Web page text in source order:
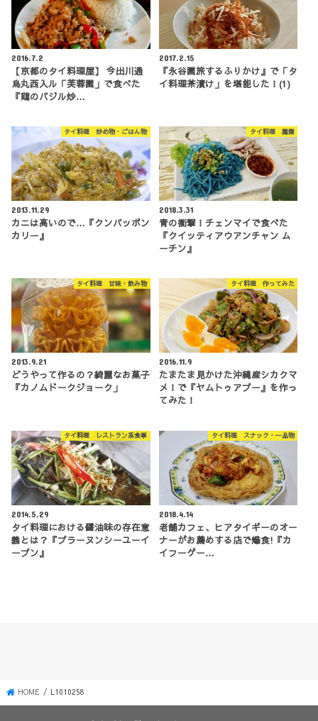
2016.7.2
【京都のタイ料理屋】 今出川通
烏丸西入ル「芙蓉園」で食べた
『鶏のバジル炒…
2017.2.15
『永谷園旅するふりかけ』で「タ
イ料理茶漬け」を堪能した！(1)
タイ料理 炒め物・ごはん物
2013.11.29
カニは高いので…『クンパッポン
カリー』
タイ料理 麺類
2018.3.31
青の衝撃！チェンマイで食べた
『クイッティアウアンチャン ム
ーチン』
タイ料理 甘味・飲み物
2013.9.21
どうやって作るの？綺麗なお菓子
『カノムドークジョーク」
タイ料理 作ってみた
2016.11.9
たまたま見かけた沖縄産シカクマ
メ！で『ヤムトゥアプー』を作っ
てみた！
タイ料理 レストラン系食事
2014.5.29
タイ料理における醤油味の存在意
義とは？『プラーヌンシーユーイ
ープン』
タイ料理 スナック・一品物
2018.4.14
老舗カフェ、ヒアタイギーのオー
ナーがお薦めする店で爆食!『カ
イフーゲー…
HOME L1010258